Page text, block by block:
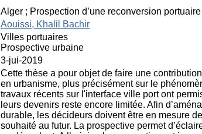
Alger ; Prospection d’une reconversion
Aouissi, Khalil Bachir
Villes portuaires
Prospective urbaine
3-jui-2019
Cette thèse a pour objet de faire une
en urbanisme, plus précisément sur le
travaux récents sur l'interface ville port ont
leurs devenirs reste encore limitée. Afin
durable, les décideurs doivent être en mesure
souhaité au futur. La prospective permet